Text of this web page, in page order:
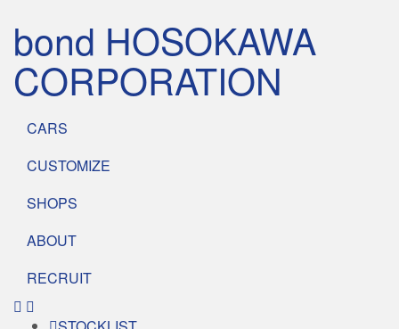
bond HOSOKAWA
CORPORATION
CARS
CUSTOMIZE
SHOPS
ABOUT
RECRUIT